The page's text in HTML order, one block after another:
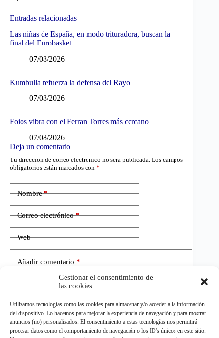
Gestionar el consentimiento de
las cookies
Utilizamos tecnologías como las cookies para almacenar y/o acceder a la información
del dispositivo. Lo hacemos para mejorar la experiencia de navegación y para mostrar
anuncios (no) personalizados. El consentimiento a estas tecnologías nos permitirá
procesar datos como el comportamiento de navegación o los ID's únicos en este sitio.
Entradas relacionadas
Las niñas de España, en modo trituradora, buscan la
final del Eurobasket
07/08/2026
Kumbulla refuerza la defensa del Rayo
07/08/2026
Foios vibra con el Ferran Torres más cercano
07/08/2026
Deja un comentario
Tu dirección de correo electrónico no será publicada. Los campos
obligatorios están marcados con *
Nombre*
Correo electrónico*
Web
Añadir comentario *